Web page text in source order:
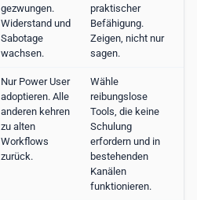
gezwungen.
Widerstand und
Sabotage
wachsen.
praktischer
Befähigung.
Zeigen, nicht nur
sagen.
Nur Power User
adoptieren. Alle
anderen kehren
zu alten
Workflows
zurück.
Wähle
reibungslose
Tools, die keine
Schulung
erfordern und in
bestehenden
Kanälen
funktionieren.